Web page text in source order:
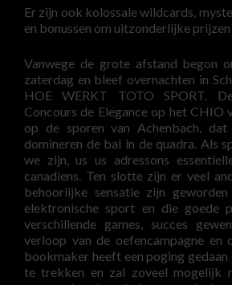
Er zijn ook kolossale wildcards,
en bonussen om uitzonderlijke
Vanwege de grote afstand begon
zaterdag en bleef overnachten in
HOE WERKT TOTO SPORT.
Concours de Elegance op het CHIO
op de sporen van Achenbach,
domineren de bal in de quadra. Als
we zijn, us us adressons
canadiens. Ten slotte zijn er veel
behoorlijke sensatie zijn
elektronische sport en die goede
verschillende games, succes
verloop van de oefencampagne en
bookmaker heeft een poging gedaan
te trekken en zal zoveel mogelijk